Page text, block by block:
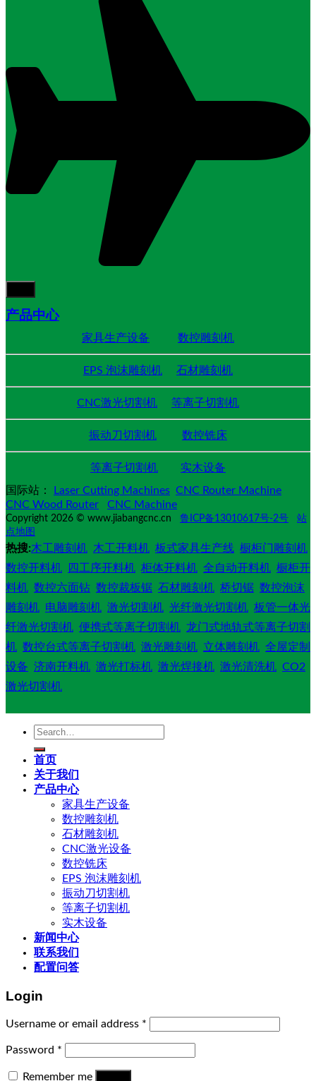
产品中心
家具生产设备 数控雕刻机
EPS 泡沫雕刻机 石材雕刻机
CNC激光切割机 等离子切割机
振动刀切割机 数控铣床
等离子切割机
实木设备
国际站：
Laser Cutting Machines CNC Router Machine
CNC Wood Router
CNC Machine
Copyright 2026 © www.jiabangcnc.cn 鲁ICP备13010617号-2号
站
点地图
热搜:木工雕刻机 木工开料机 板式家具生产线 橱柜门雕刻机
数控开料机
四工序开料机 柜体开料机 全自动开料机 橱柜开
料机 数控六面钻 数控裁板锯 石材雕刻机 桥切锯 数控泡沫
雕刻机 电脑雕刻机 激光切割机 光纤激光切割机 板管一体光
纤激光切割机 便携式等离子切割机 龙门式地轨式等离子切割
机 数控台式等离子切割机 激光雕刻机 立体雕刻机 全屋定制
设备 济南开料机 激光打标机 激光焊接机 激光清洗机 CO2
激光切割机
Search
首页
关于我们
产品中心
家具生产设备
数控雕刻机
石材雕刻机
CNC激光设备
数控铣床
EPS 泡沫雕刻机
振动刀切割机
等离子切割机
实木设备
新闻中心
联系我们
配置问答
Login
Username or email address *
Password *
Remember me